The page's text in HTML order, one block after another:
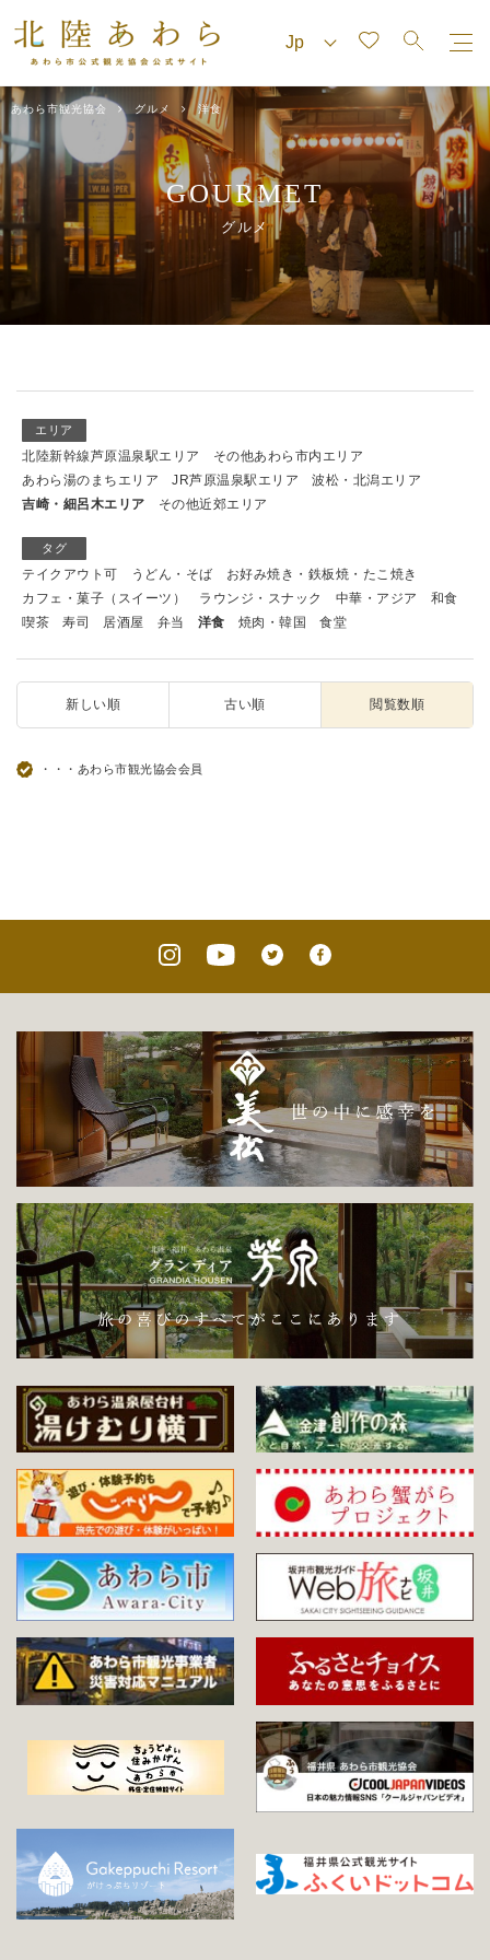
あわら市観光協会 グルメ 洋食
GOURMET
グルメ
エリア
北陸新幹線芦原温泉駅エリア
その他あわら市内エリア
あわら湯のまちエリア
JR芦原温泉駅エリア
波松・北潟エリア
吉崎・細呂木エリア
その他近郊エリア
タグ
テイクアウト可 うどん・そば
お好み焼き・鉄板焼・たこ焼き
カフェ・菓子（スイーツ）
ラウンジ・スナック 中華・アジア
和食
喫茶
寿司 居酒屋 弁当 洋食 焼肉・韓国 食堂
新しい順 古い順 閲覧数順
・・・あわら市観光協会会員